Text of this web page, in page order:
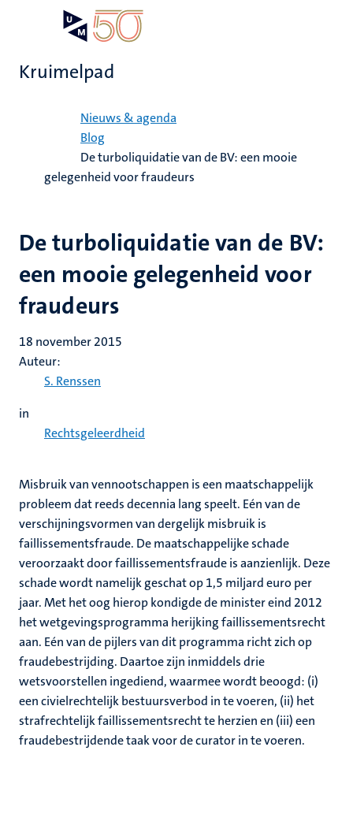
Kruimelpad
Nieuws & agenda
Blog
De turboliquidatie van de BV: een mooie
gelegenheid voor fraudeurs
De turboliquidatie van de BV:
een mooie gelegenheid voor
fraudeurs
18 november 2015
Auteur:
S. Renssen
in
Rechtsgeleerdheid
Misbruik van vennootschappen is een maatschappelijk
probleem dat reeds decennia lang speelt. Eén van de
verschijningsvormen van dergelijk misbruik is
faillissementsfraude. De maatschappelijke schade
veroorzaakt door faillissementsfraude is aanzienlijk. Deze
schade wordt namelijk geschat op 1,5 miljard euro per
jaar. Met het oog hierop kondigde de minister eind 2012
het wetgevingsprogramma herijking faillissementsrecht
aan. Eén van de pijlers van dit programma richt zich op
fraudebestrijding. Daartoe zijn inmiddels drie
wetsvoorstellen ingediend, waarmee wordt beoogd: (i)
een civielrechtelijk bestuursverbod in te voeren, (ii) het
strafrechtelijk faillissementsrecht te herzien en (iii) een
fraudebestrijdende taak voor de curator in te voeren.